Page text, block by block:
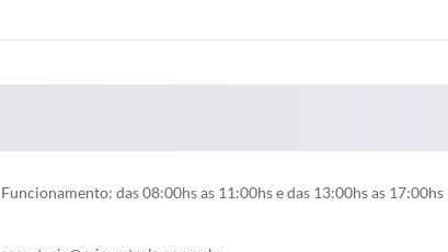
Funcionamento: das 08:00hs as 11:00hs e das 13:00hs as 17:00hs